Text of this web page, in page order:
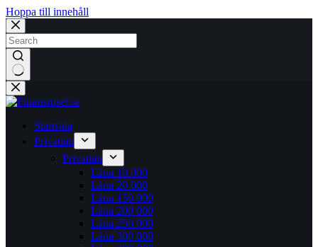
Hoppa till innehåll
Inga
resultat
Startsida
Privatlån
Privatlån
Låna 10 000
Låna 20 000
Låna 150 000
Låna 200 000
Låna 250 000
Låna 300 000